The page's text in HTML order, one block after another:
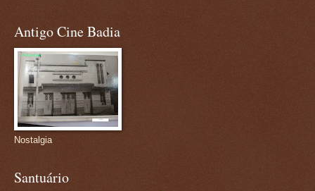
Antigo Cine Badia
Nostalgia
Santuário